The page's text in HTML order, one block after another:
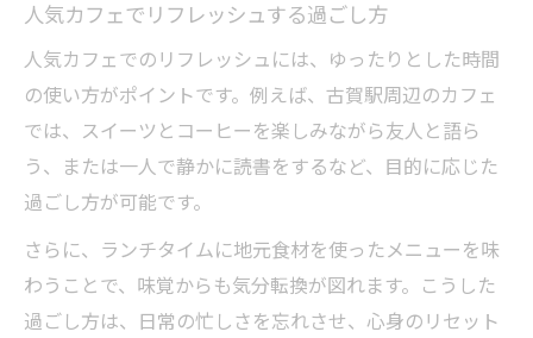
人気カフェでリフレッシュする過ごし方
人気カフェでのリフレッシュには、ゆったりとした時間
の使い方がポイントです。例えば、古賀駅周辺のカフェ
では、スイーツとコーヒーを楽しみながら友人と語ら
う、または一人で静かに読書をするなど、目的に応じた
過ごし方が可能です。
さらに、ランチタイムに地元食材を使ったメニューを味
わうことで、味覚からも気分転換が図れます。こうした
過ごし方は、日常の忙しさを忘れさせ、心身のリセット